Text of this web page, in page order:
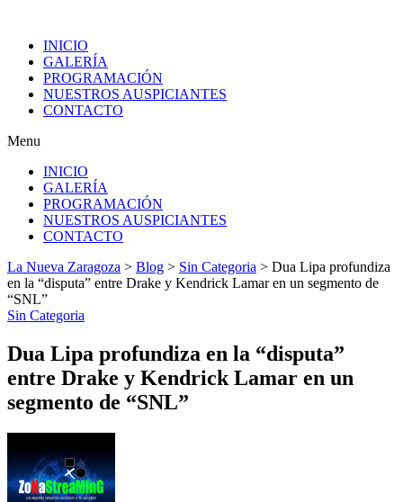
INICIO
GALERÍA
PROGRAMACIÓN
NUESTROS AUSPICIANTES
CONTACTO
Menu
INICIO
GALERÍA
PROGRAMACIÓN
NUESTROS AUSPICIANTES
CONTACTO
La Nueva Zaragoza > Blog > Sin Categoria > Dua Lipa profundiza
en la “disputa” entre Drake y Kendrick Lamar en un segmento de
“SNL”
Sin Categoria
Dua Lipa profundiza en la “disputa”
entre Drake y Kendrick Lamar en un
segmento de “SNL”